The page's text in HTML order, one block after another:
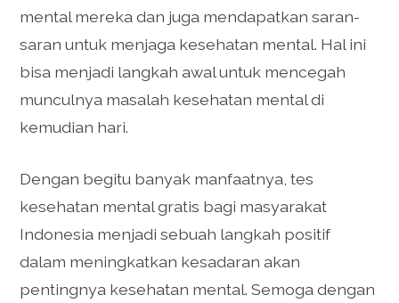
mental mereka dan juga mendapatkan saran-
saran untuk menjaga kesehatan mental. Hal ini
bisa menjadi langkah awal untuk mencegah
munculnya masalah kesehatan mental di
kemudian hari.
Dengan begitu banyak manfaatnya, tes
kesehatan mental gratis bagi masyarakat
Indonesia menjadi sebuah langkah positif
dalam meningkatkan kesadaran akan
pentingnya kesehatan mental. Semoga dengan